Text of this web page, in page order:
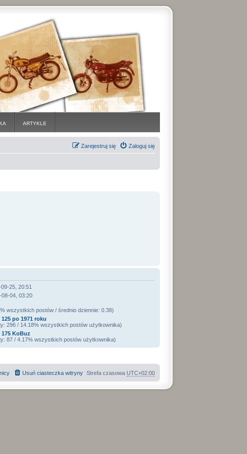
ARTYKLE
Zaloguj się
Zarejestruj się
25, 20:51
08-04, 03:20
wszystkich postów / średnio dziennie: 0.38)
125 po 1971 roku
296 / 14.18% wszystkich postów użytkownika)
175 KoBuz
87 / 4.17% wszystkich postów użytkownika)
Strefa czasowa UTC+02:00
Usuń ciasteczka witryny